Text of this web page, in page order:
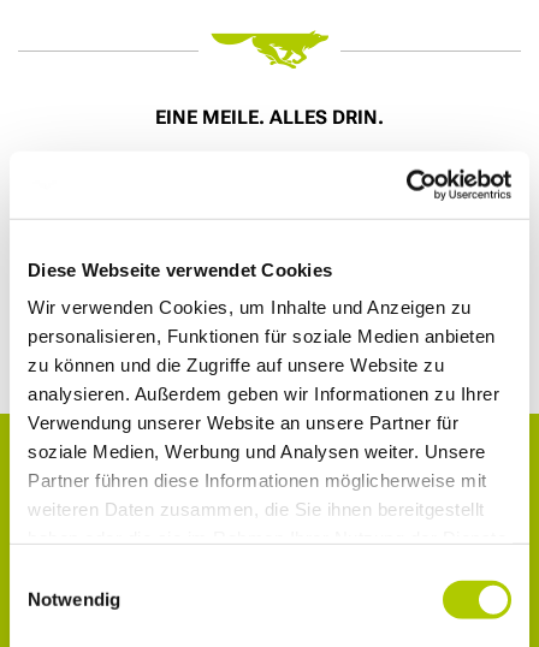
Diese Webseite verwendet Cookies
Wir verwenden Cookies, um Inhalte und Anzeigen zu
personalisieren, Funktionen für soziale Medien anbieten
zu können und die Zugriffe auf unsere Website zu
analysieren. Außerdem geben wir Informationen zu Ihrer
Verwendung unserer Website an unsere Partner für
soziale Medien, Werbung und Analysen weiter. Unsere
Partner führen diese Informationen möglicherweise mit
weiteren Daten zusammen, die Sie ihnen bereitgestellt
Notwendig
EINE MEILE. ALLES DRIN.
Ein Angebot der ŠKODA Leasing, Zweigniederlassung der
Braunschweig, für die wir als ungebundener Vermittler
Leasingvertrags nötigen Vertragsunterlagen
zusammenstellen. Bonität vorausgesetzt.
KONTAKT